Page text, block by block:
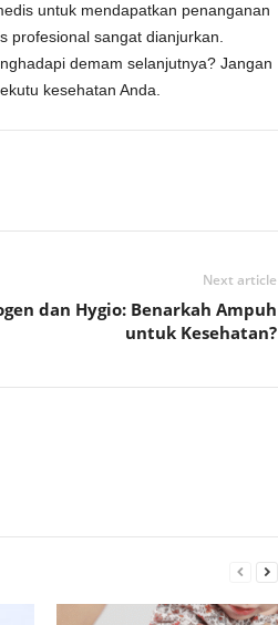
untuk mendapatkan penanganan
profesional sangat dianjurkan.
demam selanjutnya? Jangan
kesehatan Anda.
Next article
dan Hygio: Benarkah Ampuh
untuk Kesehatan?